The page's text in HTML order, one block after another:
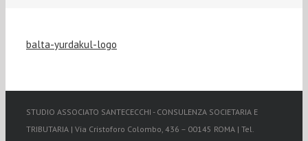
balta-yurdakul-logo
STUDIO ASSOCIATO SANTECECCHI - CONSULENZA SOCIETARIA E
TRIBUTARIA | Via Cristoforo Colombo, 436 – 00145 ROMA | Tel.